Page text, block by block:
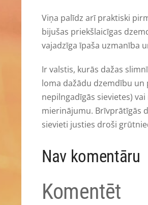
Viņa palīdz arī praktiski
bijušas priekšlaicīgas
vajadzīga īpaša uzmanība
Ir valstis, kurās dažas
loma dažādu dzemdību un
nepilngadīgās sievietes)
mierinājumu. Brīvprātīgās
sievieti justies droši
Nav komentāru
Komentēt